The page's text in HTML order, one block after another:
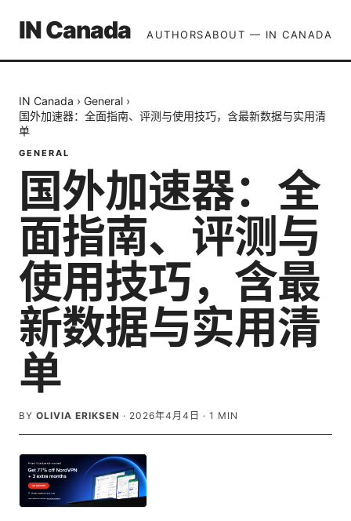
IN Canada AUTHORSABOUT — IN CANADA
IN Canada › General ›
国外加速器：全面指南、评测与使用技巧，含最新数据与实用清
单
GENERAL
国外加速器：全
面指南、评测与
使用技巧，含最
新数据与实用清
单
BY OLIVIA ERIKSEN · 2026年4月4日 · 1 MIN